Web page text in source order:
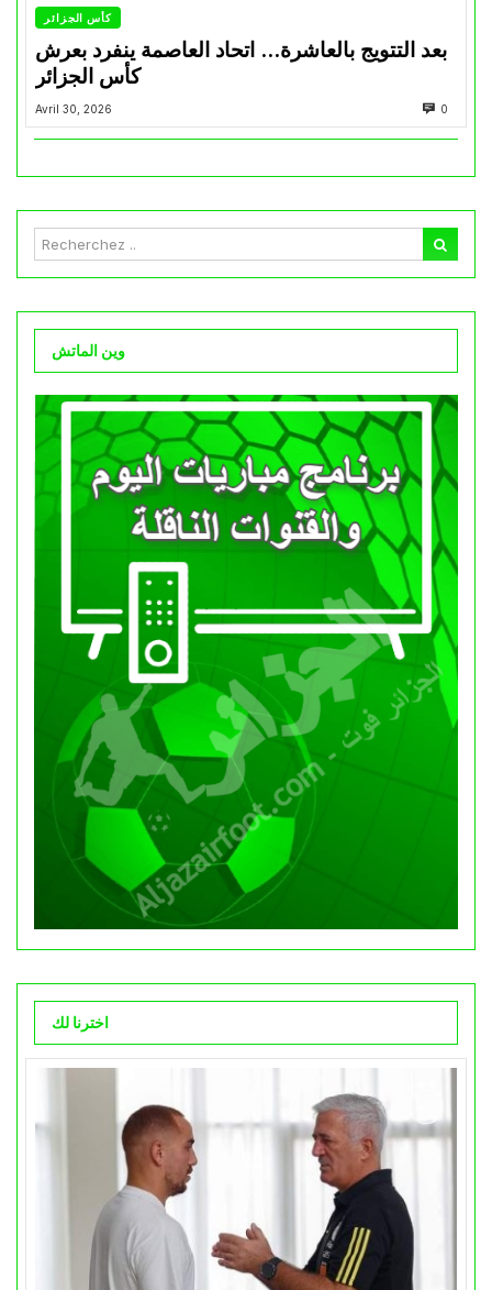
كأس الجزائر
بعد التتويج بالعاشرة… اتحاد العاصمة ينفرد بعرش
كأس الجزائر
Avril 30, 2026 0
وين الماتش
اخترنا لك